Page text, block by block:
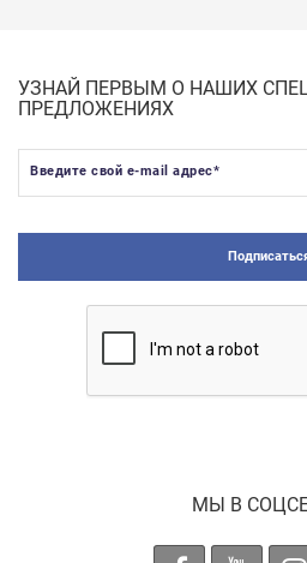
УЗНАЙ ПЕРВЫМ О НАШИХ
ПРЕДЛОЖЕНИЯХ
Введите свой e-mail адрес*
МЫ В